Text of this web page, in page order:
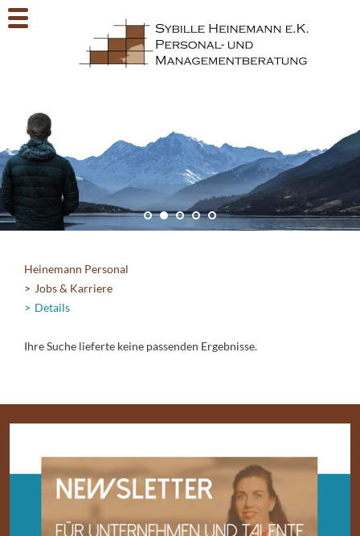
Heinemann Personal
Jobs & Karriere
Details
Ihre Suche lieferte keine passenden Ergebnisse.